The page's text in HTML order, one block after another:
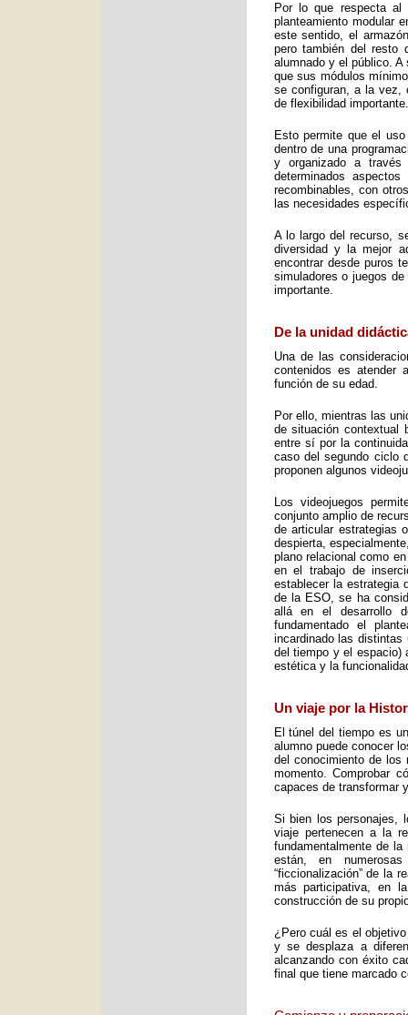
Por lo que respecta al
planteamiento modular
este sentido, el
pero también del resto
alumnado y el público.
que sus módulos
se configuran, a la vez,
de flexibilidad importante.
Esto permite que el
dentro de una
y organizado a
determinados
recombinables, con
las necesidades
A lo largo del recurso,
diversidad y la mejor
encontrar desde puros
simuladores o juegos
importante.
De la unidad
Una de las
contenidos es atender
función de su edad.
Por ello, mientras las
de situación contextual
entre sí por la
caso del segundo ciclo
proponen algunos
Los videojuegos
conjunto amplio de
de articular estrategias
despierta,
plano relacional como
en el trabajo de
establecer la estrategia
de la ESO, se ha
allá en el desarrollo
fundamentado el
incardinado las
del tiempo y el espacio)
estética y la
Un viaje por la
El túnel del tiempo es
alumno puede conocer
del conocimiento de
momento. Comprobar
capaces de transformar
Si bien los personajes,
viaje pertenecen a la
fundamentalmente de
están, en
“ficcionalización” de la
más participativa, en
construcción de su
¿Pero cuál es el
y se desplaza a
alcanzando con éxito
final que tiene marcado